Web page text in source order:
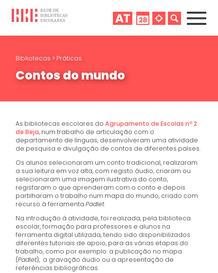
Bibliotecas > Práticas
Contos do mundo
As bibliotecas escolares doAgrupamento de Escolas nº 2
de Beja, num trabalho de articulação com o
departamento de línguas, desenvolveram uma atividade
de pesquisa e divulgação de contos de diferentes países.
Os alunos selecionaram um conto tradicional, realizaram
a sua leitura em voz alta, com registo áudio, criaram ou
selecionaram uma imagem ilustrativa do conto,
registaram o que aprenderam com o conto e depois
partilharam o trabalho num mapa do mundo, criado com
recurso à ferramentaPadlet.
Na introdução à atividade, foi realizada, pela biblioteca
escolar, formação para professores e alunos na
ferramenta digital utilizada, tendo sido disponibilizados
diferentes tutoriais de apoio, para as várias etapas do
trabalho, como por exemplo: a publicação no mapa
(Padlet), a gravação áudio ou a apresentação de
referências bibliográficas.